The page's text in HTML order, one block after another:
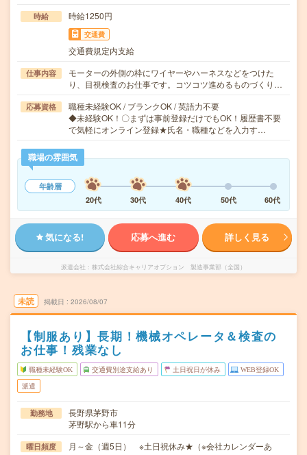
時給 時給1250円
交通費
交通費規定内支給
仕事内容
モーターの外側の枠にワイヤーやハーネスなどをつけた
り、目視検査のお仕事です。コツコツ進めるものづくり…
応募資格
職種未経験OK / ブランクOK / 英語力不要
◆未経験OK！〇まずは事前登録だけでもOK！履歴書不要
で気軽にオンライン登録★氏名・職種などを入力す…
職場の雰囲気
年齢層
20代
30代 40代 50代 60代
気になる! 応募へ進む 詳しく見る
派遣会社 株式会社綜合キャリアオプション 製造事業部（全国）
未読 掲載日 2026/08/07
【制服あり】長期！機械オペレータ＆検査の
お仕事！残業なし
職種未経験OK 交通費別途支給あり 土日祝日が休み WEB登録OK
派遣
勤務地
長野県茅野市
茅野駅から車11分
曜日頻度
月～金（週5日） ※土日祝休み★（※会社カレンダーあ